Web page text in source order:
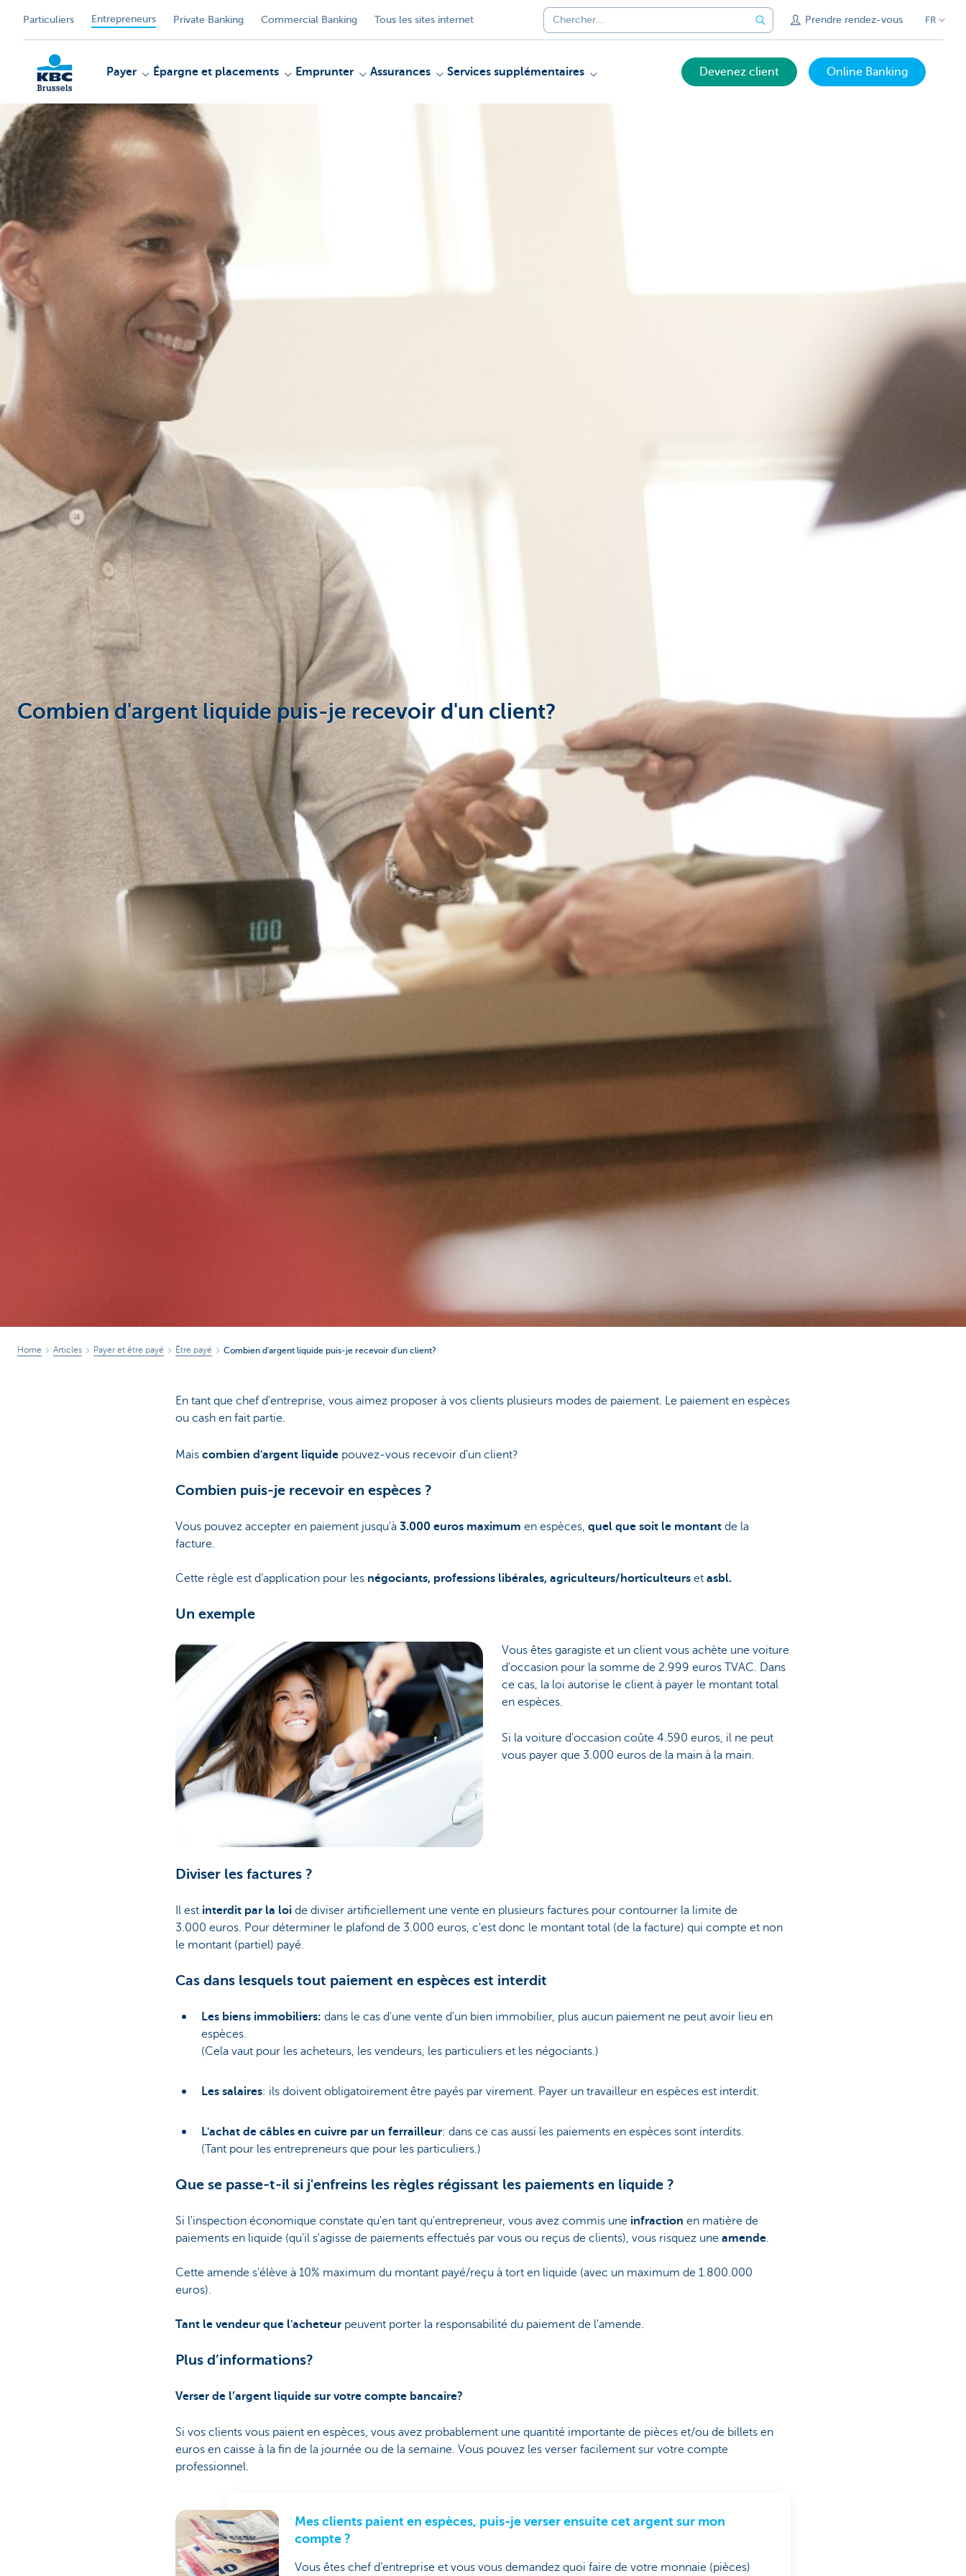
Particuliers Entrepreneurs Private Banking Commercial Banking Tous les sites internet Prendre rendez-vous FR
Payer Épargne et placements Emprunter Assurances Services supplémentaires Devenez client Online Banking
Combien d'argent liquide puis-je recevoir d'un client?
Home Articles Payer et être payé Être payé Combien d'argent liquide puis-je recevoir d'un client?
En tant que chef d'entreprise, vous aimez proposer à vos clients plusieurs modes de paiement. Le paiement en espèces
ou cash en fait partie.
Mais combien d'argent liquide pouvez-vous recevoir d'un client?
Combien puis-je recevoir en espèces ?
Vous pouvez accepter en paiement jusqu'à 3.000 euros maximum en espèces, quel que soit le montant de la
facture.
Cette règle est d'application pour les négociants, professions libérales, agriculteurs/horticulteurs et asbl.
Un exemple
Vous êtes garagiste et un client vous achète une voiture
d'occasion pour la somme de 2.999 euros TVAC. Dans
ce cas, la loi autorise le client à payer le montant total
en espèces.
Si la voiture d'occasion coûte 4.590 euros, il ne peut
vous payer que 3.000 euros de la main à la main.
Diviser les factures ?
Il est interdit par la loi de diviser artificiellement une vente en plusieurs factures pour contourner la limite de
3.000 euros. Pour déterminer le plafond de 3.000 euros, c'est donc le montant total (de la facture) qui compte et non
le montant (partiel) payé.
Cas dans lesquels tout paiement en espèces est interdit
Les biens immobiliers: dans le cas d'une vente d'un bien immobilier, plus aucun paiement ne peut avoir lieu en
espèces.
(Cela vaut pour les acheteurs, les vendeurs, les particuliers et les négociants.)
Les salaires: ils doivent obligatoirement être payés par virement. Payer un travailleur en espèces est interdit.
L'achat de câbles en cuivre par un ferrailleur: dans ce cas aussi les paiements en espèces sont interdits.
(Tant pour les entrepreneurs que pour les particuliers.)
Que se passe-t-il si j'enfreins les règles régissant les paiements en liquide ?
Si l'inspection économique constate qu'en tant qu'entrepreneur, vous avez commis une infraction en matière de
paiements en liquide (qu'il s'agisse de paiements effectués par vous ou reçus de clients), vous risquez une amende
Cette amende s'élève à 10% maximum du montant payé/reçu à tort en liquide (avec un maximum de 1.800.000
euros).
Tant le vendeur que l'acheteur peuvent porter la responsabilité du paiement de l'amende.
Plus d’informations?
Verser de l’argent liquide sur votre compte bancaire?
Si vos clients vous paient en espèces, vous avez probablement une quantité importante de pièces et/ou de billets en
euros en caisse à la fin de la journée ou de la semaine. Vous pouvez les verser facilement sur votre compte
professionnel.
Mes clients paient en espèces, puis-je verser ensuite cet argent sur mon
compte ?
Vous êtes chef d’entreprise et vous vous demandez quoi faire de votre monnaie (pièces)